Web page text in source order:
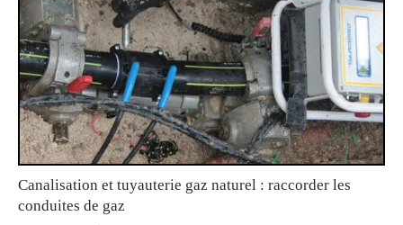
Canalisation et tuyauterie gaz naturel : raccorder les
conduites de gaz